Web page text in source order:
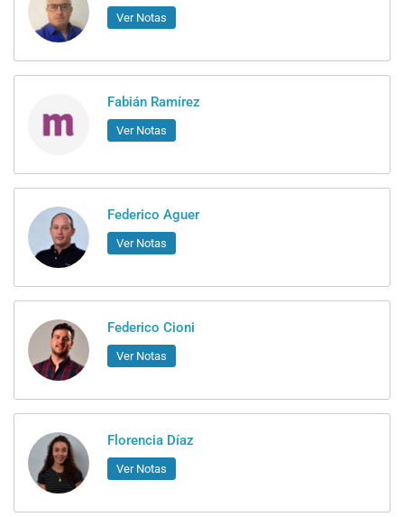
Ver Notas
Fabián Ramírez
Ver Notas
Federico Aguer
Ver Notas
Federico Cioni
Ver Notas
Florencia Díaz
Ver Notas